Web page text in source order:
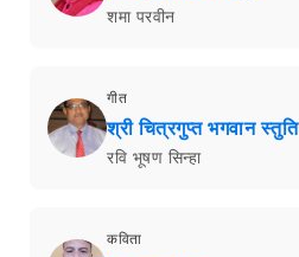
शमा परवीन
गीत
श्री चित्रगुप्त भगवान स्तुति
रवि भूषण सिन्हा
कविता